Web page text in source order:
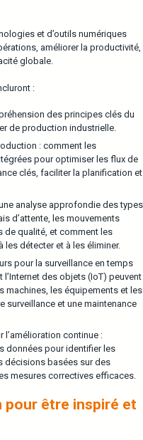
et d’outils numériques
améliorer la productivité,
globale.
:
des principes clés du
de production industrielle.
: comment les
pour optimiser les flux de
clés, faciliter la planification et
analyse approfondie des types
d’attente, les mouvements
qualité, et comment les
détecter et à les éliminer.
pour la surveillance en temps
des objets (IoT) peuvent
machines, les équipements et les
surveillance et une maintenance
l’amélioration continue :
données pour identifier les
décisions basées sur des
mesures correctives efficaces.
pour être inspiré et